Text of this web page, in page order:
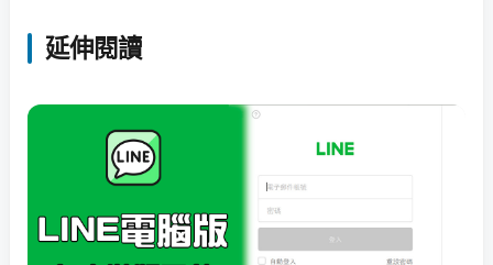
延伸閱讀